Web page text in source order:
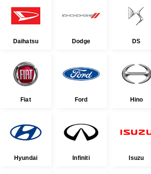
Daihatsu Dodge DS
Fiat Ford Hino
Hyundai Infiniti Isuzu